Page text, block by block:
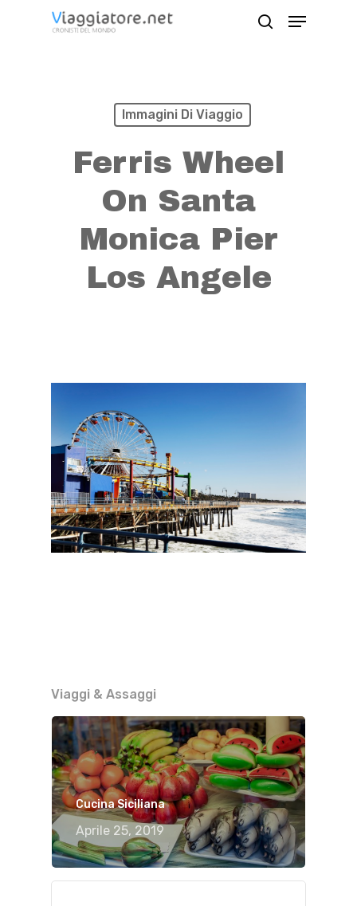
Menu
Immagini Di Viaggio
Ferris Wheel
On Santa
Monica Pier
Los Angele
Viaggi & Assaggi
Cucina Siciliana
Aprile 25, 2019